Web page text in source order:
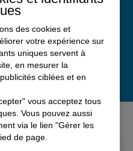
agences Allianz
des cookies et
votre expérience sur
uniques servent à
en mesurer la
ciblées et en
vous acceptez tous
Vous pouvez aussi
via le lien "Gérer les
de page.